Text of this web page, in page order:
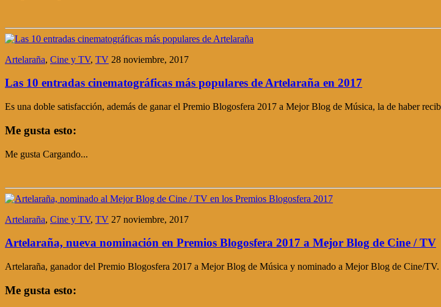
Artelaraña, Cine y TV, TV 28 noviembre, 2017
Las 10 entradas cinematográficas más populares de Artelaraña en 2017
Es una doble satisfacción, además de ganar el Premio Blogosfera 2017 a Mejor Blog de Música, la de haber
Me gusta esto:
Me gusta Cargando...
Artelaraña, Cine y TV, TV 27 noviembre, 2017
Artelaraña, nueva nominación en Premios Blogosfera 2017 a Mejor Blog de Cine / TV
Artelaraña, ganador del Premio Blogosfera 2017 a Mejor Blog de Música y nominado a Mejor Blog de Cine/
Me gusta esto: